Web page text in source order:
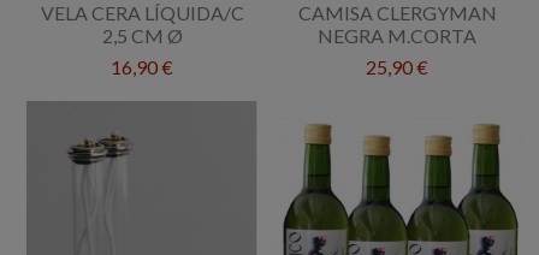
VELA CERA LÍQUIDA/C
2,5 CM Ø
16,90 €
CAMISA CLERGYMAN
NEGRA M.CORTA
25,90 €